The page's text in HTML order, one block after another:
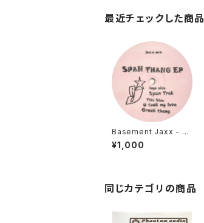
最近チェックした商品
Basement Jaxx - S
pan Thang EP [Atlan
tic Jaxx / 2001]
¥1,000
同じカテゴリの商品